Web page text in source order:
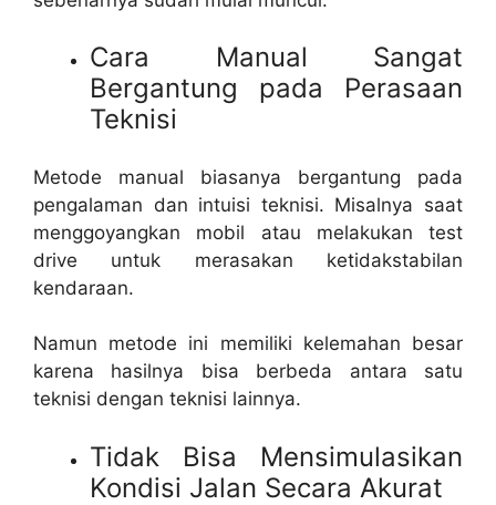
Cara Manual Sangat
Bergantung pada Perasaan
Teknisi
Metode manual biasanya bergantung pada
pengalaman dan intuisi teknisi. Misalnya saat
menggoyangkan mobil atau melakukan test
drive untuk merasakan ketidakstabilan
kendaraan.
Namun metode ini memiliki kelemahan besar
karena hasilnya bisa berbeda antara satu
teknisi dengan teknisi lainnya.
Tidak Bisa Mensimulasikan
Kondisi Jalan Secara Akurat